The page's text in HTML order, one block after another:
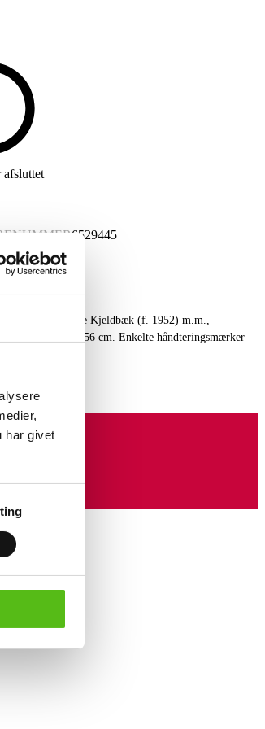
har givet
afsluttet
6529445
Bentemarie Kjeldbæk (f. 1952) m.m.,
x 44 cm. - 94 x 56 cm. Enkelte håndteringsmærker